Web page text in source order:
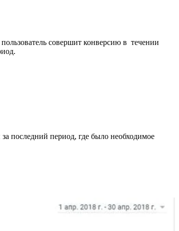
совершит конверсию в течении
последний период, где было необходимое